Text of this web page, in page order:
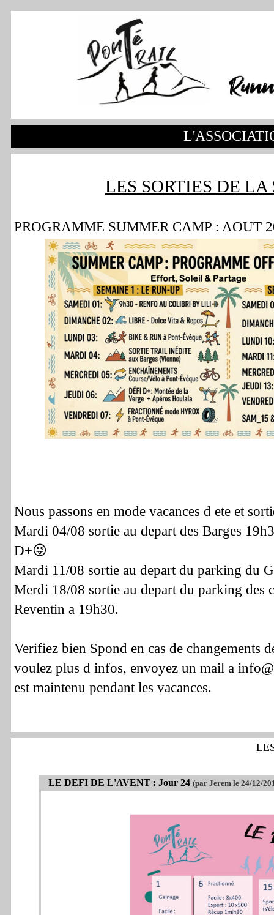
LES SORTIES DE
PROGRAMME SUMMER CAMP : AOUT
Nous passons en mode vacances d ete et
Mardi 04/08 sortie au depart des Barges
D+😜
Mardi 11/08 sortie au depart du parking du
Merdi 18/08 sortie au depart du parking des
Reventin a 19h30.
Verifiez bien Spond en cas de changements
voulez plus d infos, envoyez un mail a
est maintenu pendant les vacances.
LE DEFI DE L'AVENT : Jour 24 (par Jerem le 24/12/